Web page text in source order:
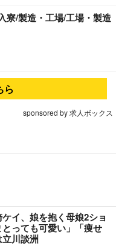
寮/製造・工場/工場・製造
ら
sponsored by 求人ボックス
イ、娘を抱く母娘2ショ
っても可愛い」「痩せ
川談洲